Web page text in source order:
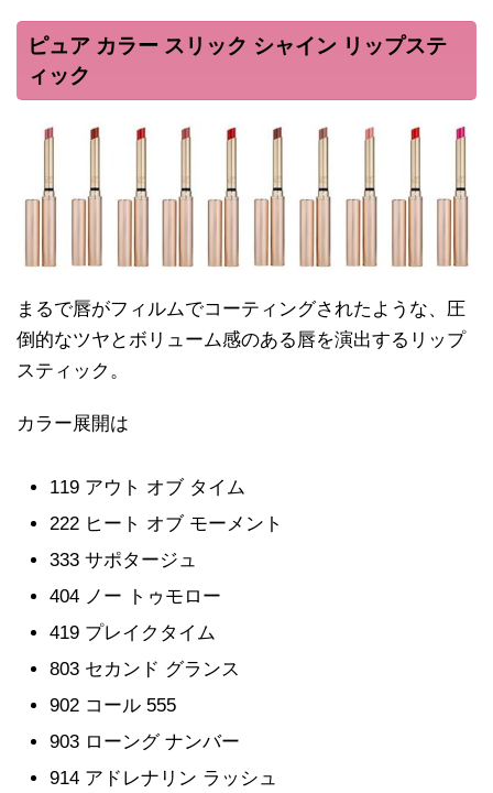
ピュア カラー スリック シャイン リップステ
ィック
まるで唇がフィルムでコーティングされたような、圧
倒的なツヤとボリューム感のある唇を演出するリップ
スティック。
カラー展開は
119 アウト オブ タイム
222 ヒート オブ モーメント
333 サポタージュ
404 ノー トゥモロー
419 プレイクタイム
803 セカンド グランス
902 コール 555
903 ローング ナンバー
914 アドレナリン ラッシュ